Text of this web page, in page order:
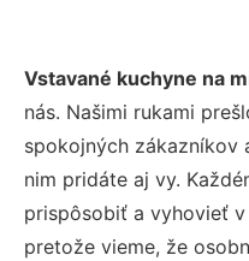
Vstavané kuchyne na
nás. Našimi rukami
spokojných zákazníkov
nim pridáte aj vy.
prispôsobiť a vyhovieť
pretože vieme, že